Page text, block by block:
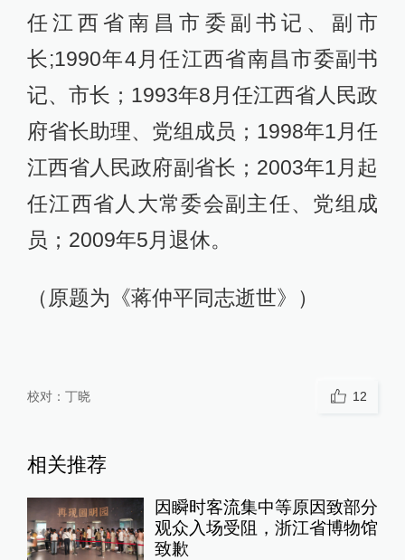
任江西省南昌市委副书记、副市
长;1990年4月任江西省南昌市委副书
记、市长；1993年8月任江西省人民政
府省长助理、党组成员；1998年1月任
江西省人民政府副省长；2003年1月起
任江西省人大常委会副主任、党组成
员；2009年5月退休。
（原题为《蒋仲平同志逝世》）
校对： 丁晓 12
相关推荐
因瞬时客流集中等原因致部分
观众入场受阻，浙江省博物馆
致歉